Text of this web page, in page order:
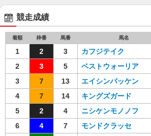
競走成績
着順 枠番 馬番 馬名
1 2 3 カフジテイク
2
3 5 ベストウォーリア
3
7 13 エイシンバッケン
4
7 14 キングズガード
5
2 4 ニシケンモノノフ
6
4 7 モンドクラッセ